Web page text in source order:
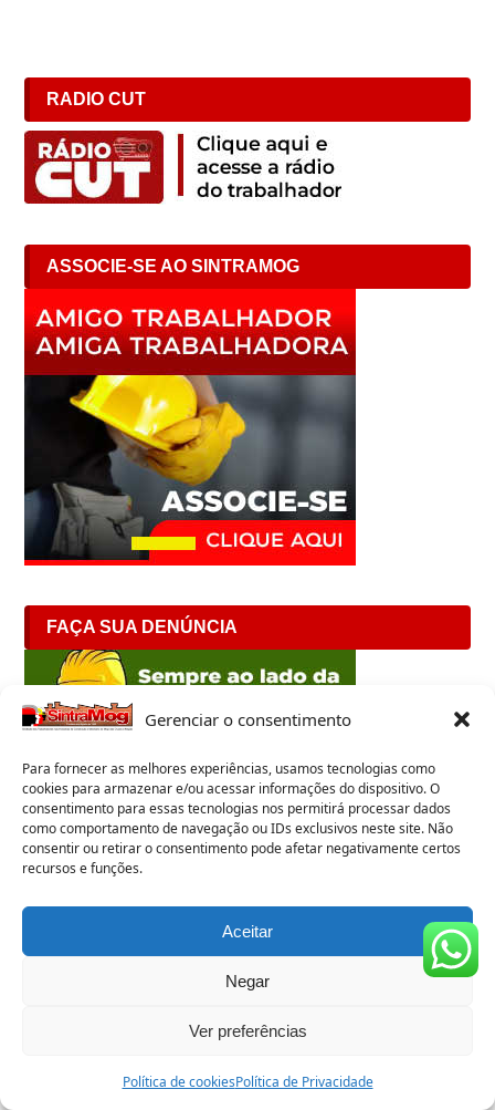
Gerenciar o consentimento
Para fornecer as melhores experiências, usamos tecnologias como
cookies para armazenar e/ou acessar informações do dispositivo. O
consentimento para essas tecnologias nos permitirá processar dados
como comportamento de navegação ou IDs exclusivos neste site. Não
consentir ou retirar o consentimento pode afetar negativamente certos
recursos e funções.
Aceitar
Negar
Ver preferências
Política de cookiesPolítica de Privacidade
RADIO CUT
ASSOCIE-SE AO SINTRAMOG
FAÇA SUA DENÚNCIA
SINDICALISMO E DIVERSIDADE